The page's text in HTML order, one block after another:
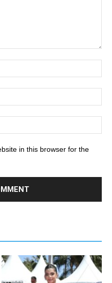
in this browser for the